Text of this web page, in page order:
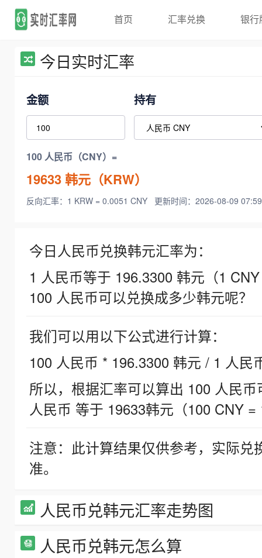
首页 汇率兑换 银行
今日实时汇率
金额 持有
100 人民币（CNY）=
19633韩元（KRW）
反向汇率：1 KRW = 0.0051 CNY 更新时间：2026-08-09
今日人民币兑换韩元汇率为：
1 人民币等于 196.3300 韩元（1
100 人民币可以兑换成多少韩元呢？
我们可以用以下公式进行计算：
100 人民币 * 196.3300 韩元 / 1 人民
所以，根据汇率可以算出 100 人民
人民币 等于 19633韩元（100 CNY =
注意：此计算结果仅供参考，实际
准。
人民币兑韩元汇率走势图
人民币兑韩元怎么算